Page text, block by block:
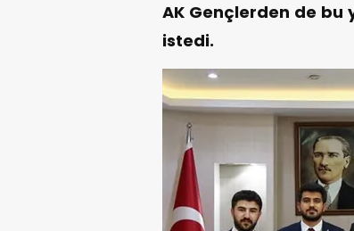
AK Gençlerden de bu
istedi.